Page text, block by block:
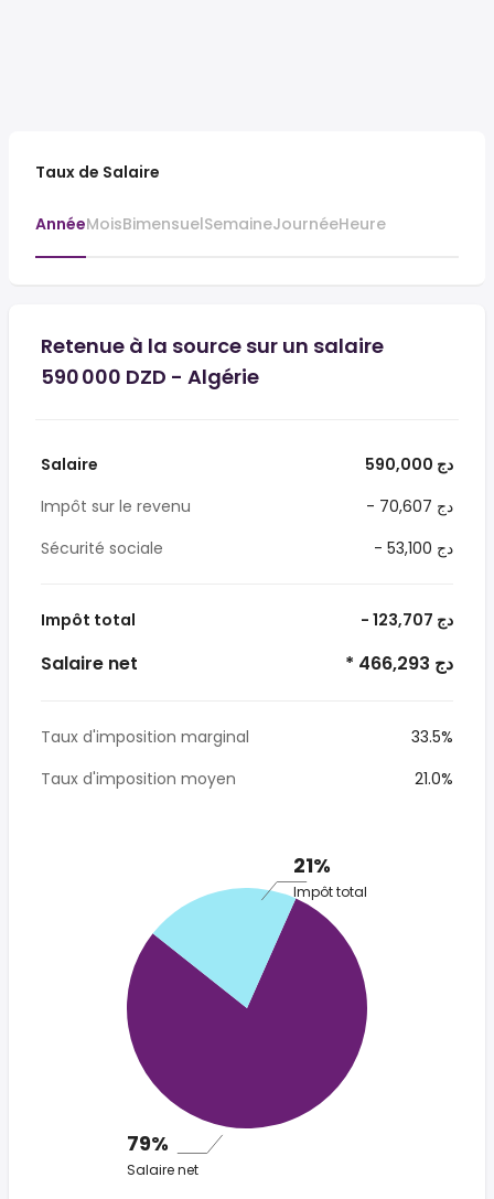
Taux de Salaire
AnnéeMoisBimensuelSemaineJournéeHeure
Retenue à la source sur un salaire
590 000 DZD - Algérie
Salaire
590,000 دج
Impôt sur le revenu
- 70,607 دج
Sécurité sociale
- 53,100 دج
Impôt total - 123,707 دج
Salaire net * 466,293 دج
Taux d'imposition marginal
33.5%
Taux d'imposition moyen
21.0%
21%
Impôt total
79%
Salaire net